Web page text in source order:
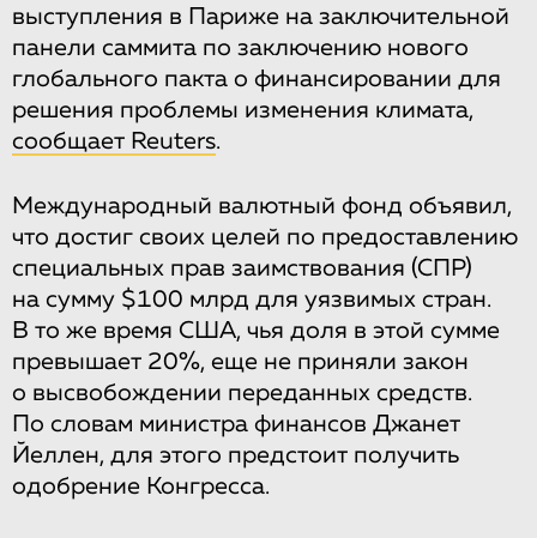
выступления в Париже на заключительной
панели саммита по заключению нового
глобального пакта о финансировании для
решения проблемы изменения климата,
сообщает Reuters.
Международный валютный фонд объявил,
что достиг своих целей по предоставлению
специальных прав заимствования (СПР)
на сумму $100 млрд для уязвимых стран.
В то же время США, чья доля в этой сумме
превышает 20%, еще не приняли закон
о высвобождении переданных средств.
По словам министра финансов Джанет
Йеллен, для этого предстоит получить
одобрение Конгресса.